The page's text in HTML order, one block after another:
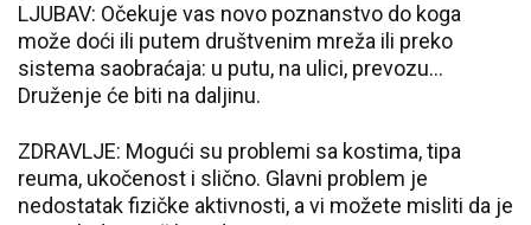
LJUBAV: Očekuje vas novo poznanstvo do koga
može doći ili putem društvenim mreža ili preko
sistema saobraćaja: u putu, na ulici, prevozu...
Druženje će biti na daljinu.
ZDRAVLJE: Mogući su problemi sa kostima, tipa
reuma, ukočenost i slično. Glavni problem je
nedostatak fizičke aktivnosti, a vi možete misliti da je